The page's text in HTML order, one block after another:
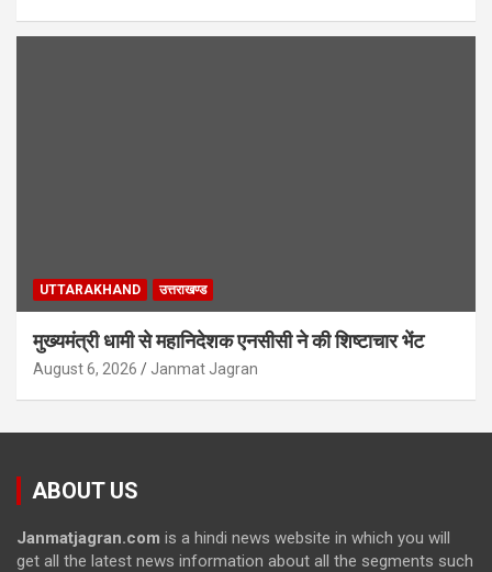
UTTARAKHAND उत्तराखण्ड
मुख्यमंत्री धामी से महानिदेशक एनसीसी ने की शिष्टाचार भेंट
August 6, 2026 Janmat Jagran
ABOUT US
Janmatjagran.com is a hindi news website in which you will
get all the latest news information about all the segments such